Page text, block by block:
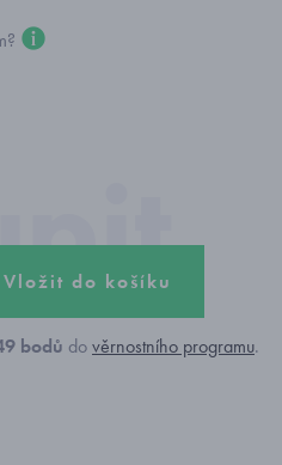
Vložit do košíku
bodů dověrnostního programu.